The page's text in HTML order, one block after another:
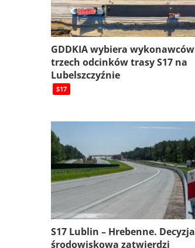
GDDKIA wybiera wykonawców
trzech odcinków trasy S17 na
Lubelszczyźnie
S17
S17 Lublin – Hrebenne. Decyzja
środowiskowa zatwierdzi